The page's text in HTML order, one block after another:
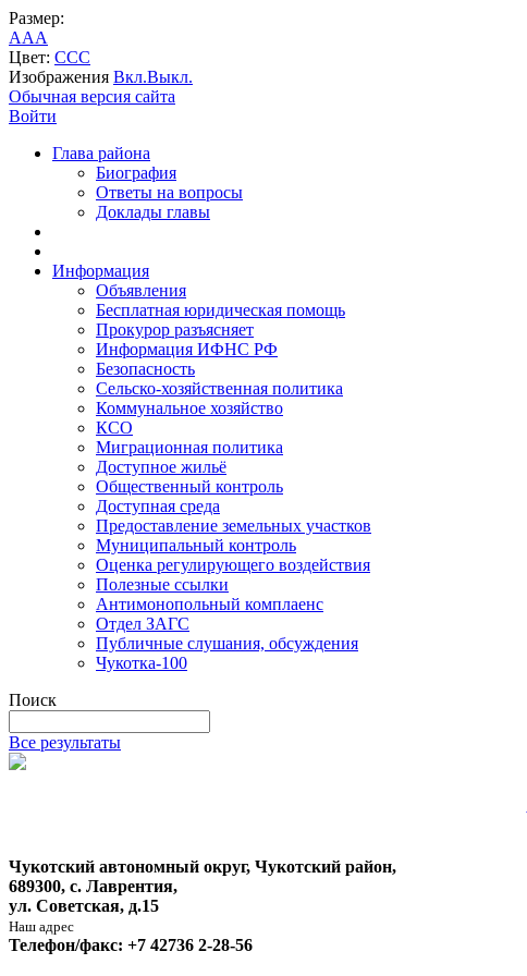
Размер:
AAA
Цвет: CCC
Изображения Вкл.Выкл.
Обычная версия сайта
Войти
Глава района
Биография
Ответы на вопросы
Доклады главы
Информация
Объявления
Бесплатная юридическая помощь
Прокурор разъясняет
Информация ИФНС РФ
Безопасность
Сельско-хозяйственная политика
Коммунальное хозяйство
КСО
Миграционная политика
Доступное жильё
Общественный контроль
Доступная среда
Предоставление земельных участков
Муниципальный контроль
Оценка регулирующего воздействия
Полезные ссылки
Антимонопольный комплаенс
Отдел ЗАГС
Публичные слушания, обсуждения
Чукотка-100
Поиск
Все результаты
Чукотский автономный округ, Чукотский район,
689300, с. Лаврентия,
ул. Советская, д.15
Наш адрес
Телефон/факс: +7 42736 2-28-56